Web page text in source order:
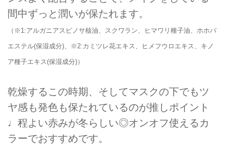
間中ずっと潤いが保たれます。
（※1:アルガニアスピノサ核油、スクワラン、ヒマワリ種子油、ホホバ
エステル(保湿成分)、※2:カミツレ花エキス、ヒメフウロエキス、キノ
ア種子エキス(保湿成分)）
乾燥するこの時期、そしてマスクの下でもツ
ヤ感も発色も保たれているのが推しポイント
♩程よい赤みが冬らしい◎オンオフ使えるカ
ラーでおすすめです。